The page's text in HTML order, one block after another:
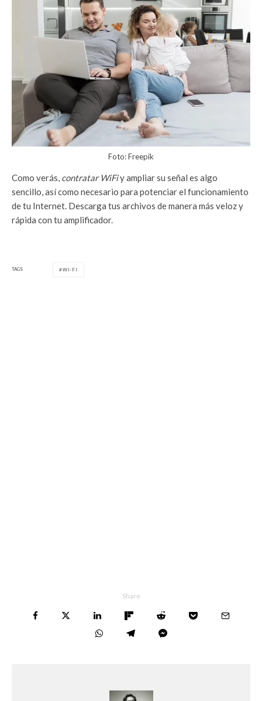
Foto: Freepik
Como verás, contratar WiFiy ampliar su señal es algo
sencillo, así como necesario para potenciar el funcionamiento
de tu Internet. Descarga tus archivos de manera más veloz y
rápida con tu amplificador.
TAGS WI-FI
Share